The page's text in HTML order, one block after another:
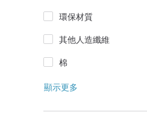
環保材質
其他人造纖維
棉
顯示更多